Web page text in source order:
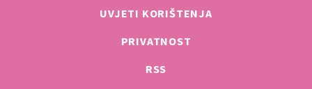
UVJETI KORIŠTENJA
PRIVATNOST
RSS